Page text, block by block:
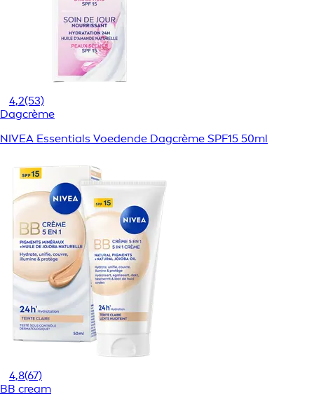
4,2(53)
Dagcrème
NIVEA Essentials Voedende Dagcrème SPF15 50ml
4,8(67)
BB cream